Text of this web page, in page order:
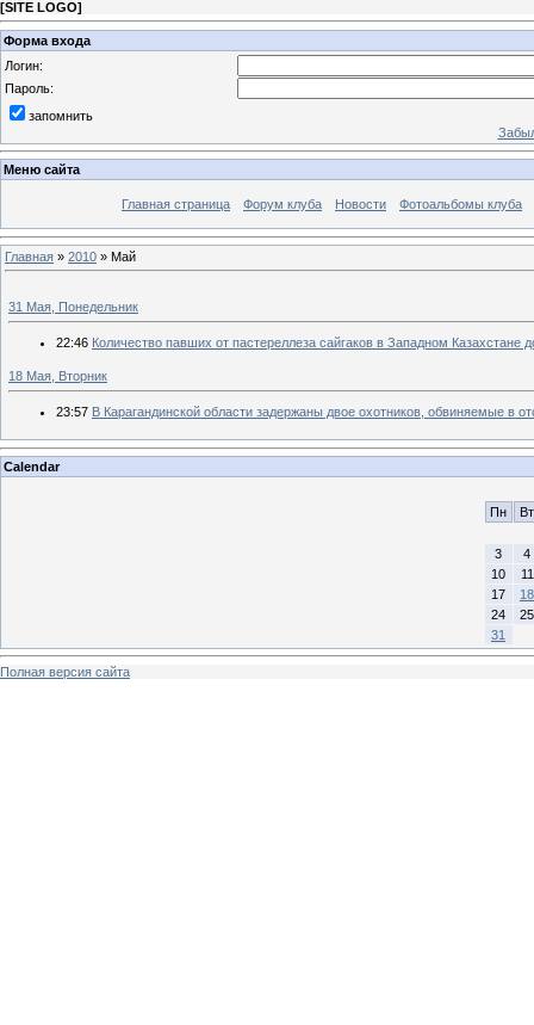
[SITE LOGO]
Форма входа
Логин:
Пароль:
запомнить
Меню сайта
Главная страница Форум клуба Новости Фотоальбомы клуба
Главная » 2010 » Май
31 Мая, Понедельник
22:46 Количество павших от пастереллеза сайгаков в Западном Казахстане
18 Мая, Вторник
23:57 В Карагандинской области задержаны двое охотников, обвиняемые в
Calendar
Пн Вт
3
4
10
11
17
18
24
25
31
Полная версия сайта